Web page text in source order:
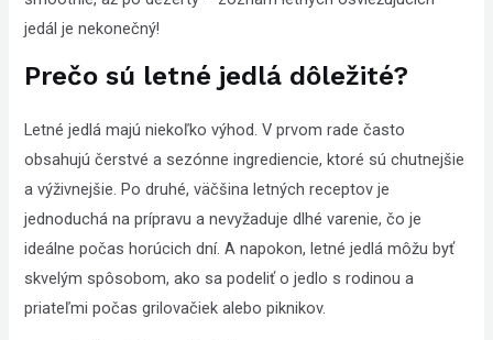
jedál je nekonečný!
Prečo sú letné jedlá dôležité?
Letné jedlá majú niekoľko výhod. V prvom rade často
obsahujú čerstvé a sezónne ingrediencie, ktoré sú chutnejšie
a výživnejšie. Po druhé, väčšina letných receptov je
jednoduchá na prípravu a nevyžaduje dlhé varenie, čo je
ideálne počas horúcich dní. A napokon, letné jedlá môžu byť
skvelým spôsobom, ako sa podeliť o jedlo s rodinou a
priateľmi počas grilovačiek alebo piknikov.
form
site